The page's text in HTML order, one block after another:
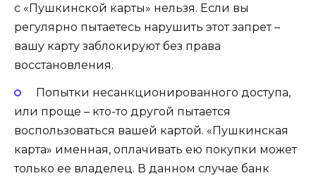
с «Пушкинской карты» нельзя. Если вы
регулярно пытаетесь нарушить этот запрет –
вашу карту заблокируют без права
восстановления.
Попытки несанкционированного доступа,
или проще – кто-то другой пытается
воспользоваться вашей картой. «Пушкинская
карта» именная, оплачивать ею покупки может
только ее владелец. В данном случае банк